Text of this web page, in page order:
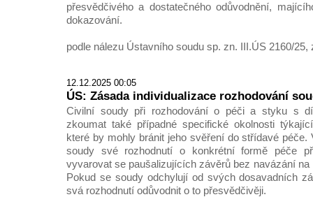
přesvědčivého a dostatečného odůvodnění,
dokazování.
podle nálezu Ústavního soudu sp. zn. III.ÚS 2160/25,
12.12.2025 00:05
ÚS: Zásada individualizace rozhodování
Civilní soudy při rozhodování o péči a styku s
zkoumat také případné specifické okolnosti
které by mohly bránit jeho svěření do střídavé
soudy své rozhodnutí o konkrétní formě péče
vyvarovat se paušalizujících závěrů bez navázání na
Pokud se soudy odchylují od svých dosavadních
svá rozhodnutí odůvodnit o to přesvědčivěji.